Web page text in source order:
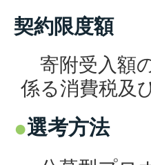
契約限度額
寄附受入額
係る消費税及
選考方法